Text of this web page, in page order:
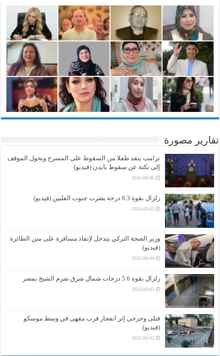
تقارير مصورة
ترامب ينقذ طفلا من السقوط على المسرح ويحول الموقف
إلى نكتة عن سقوط بايدن (فيديو)
2026-08-06
زلزال بقوة 6.3 درجة يضرب جنوب الفلبين (فيديو)
2026-08-05
وزير الصحة التركي يتدخل لإنقاذ مسافرة على متن الطائرة
(فيديو)
2026-08-04
زلزال بقوة 5.6 درجات شمال شرق شرم الشيخ بمصر
2026-08-03
قتلى وجرحى إثر انفجار قرب مقهى في وسط موسكو
(فيديو)
2026-08-02